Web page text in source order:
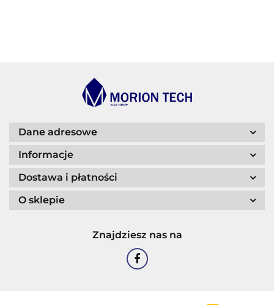
Dane adresowe
Informacje
Dostawa i płatności
O sklepie
Znajdziesz nas na